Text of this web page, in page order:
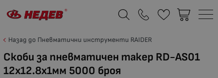
Назад до Пневматични инструменти RAIDER
Скоби за пневматичен такер RD-AS01
12x12.8x1мм 5000 броя